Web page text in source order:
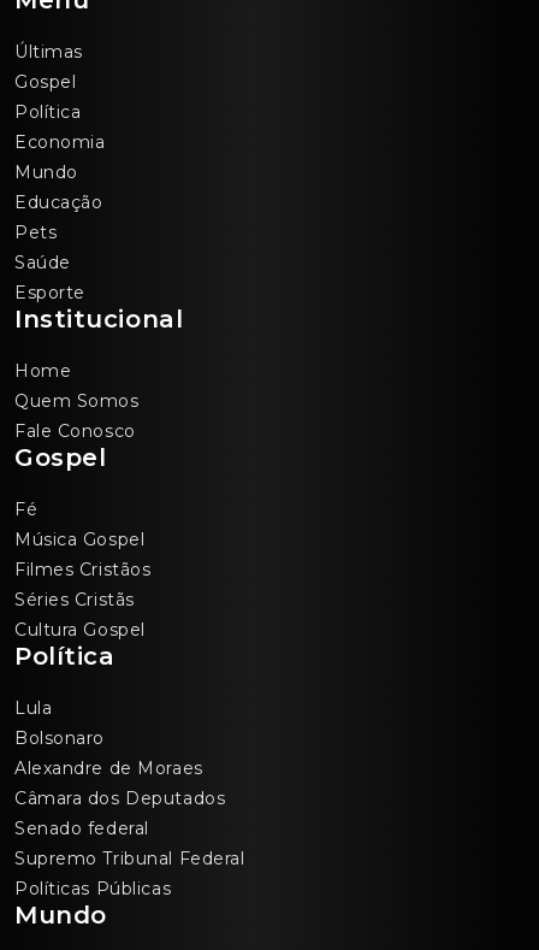
Últimas
Gospel
Política
Economia
Mundo
Educação
Pets
Saúde
Esporte
Institucional
Home
Quem Somos
Fale Conosco
Gospel
Fé
Música Gospel
Filmes Cristãos
Séries Cristãs
Cultura Gospel
Política
Lula
Bolsonaro
Alexandre de Moraes
Câmara dos Deputados
Senado federal
Supremo Tribunal Federal
Políticas Públicas
Mundo